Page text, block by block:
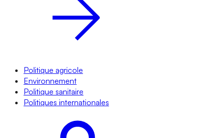
Politique agricole
Environnement
Politique sanitaire
Politiques internationales